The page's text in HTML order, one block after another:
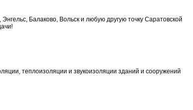
Балаково, Вольск и любую другую точку Саратовской
теплоизоляции и звукоизоляции зданий и сооружений